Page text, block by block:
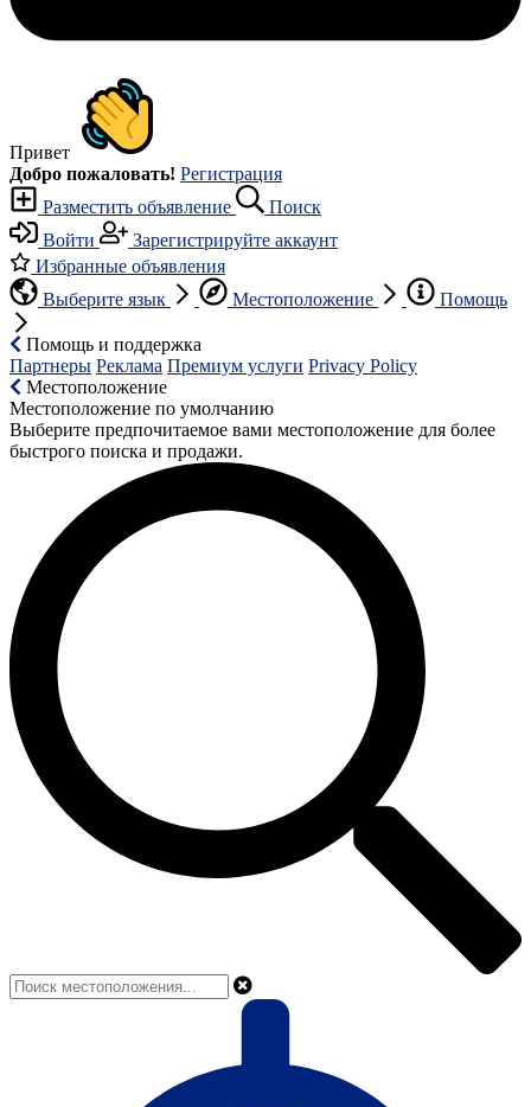
Привет
Добро пожаловать! Регистрация
Разместить объявление
Поиск
Войти
Зарегистрируйте аккаунт
Избранные объявления
Выберите язык
Местоположение Помощь
Помощь и поддержка
Партнеры Реклама Премиум услуги Privacy Policy
Местоположение
Местоположение по умолчанию
Выберите предпочитаемое вами местоположение для более
быстрого поиска и продажи.